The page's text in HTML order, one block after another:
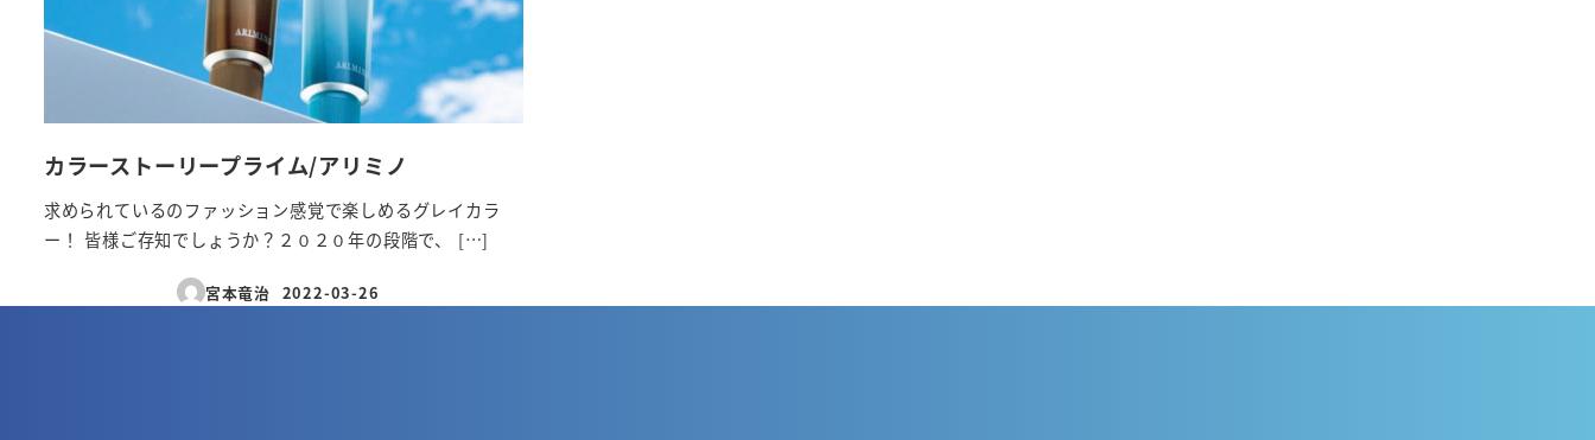
カラーストーリープライム/アリミノ
求められているのファッション感覚で楽しめるグレイカラ
ー！ 皆様ご存知でしょうか？２０２０年の段階で、 […]
宮本竜治
投稿日
2022-03-26